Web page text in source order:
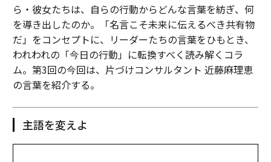
ら・彼女たちは、自らの行動からどんな言葉を紡ぎ、何
を導き出したのか。「名言こそ未来に伝えるべき共有物
だ」をコンセプトに、リーダーたちの言葉をひもとき、
われわれの「今日の行動」に転換すべく読み解くコラ
ム。第3回の今回は、片づけコンサルタント 近藤麻理恵
の言葉を紹介する。
主語を変えよ